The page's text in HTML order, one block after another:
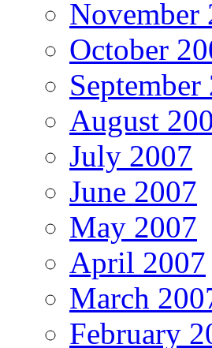
November
October
September
August
July 2007
June 2007
May 2007
April 2007
March
February